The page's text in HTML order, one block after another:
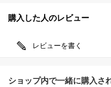
購入した人のレビュー
レビューを書く
ショップ内で一緒に購入さ